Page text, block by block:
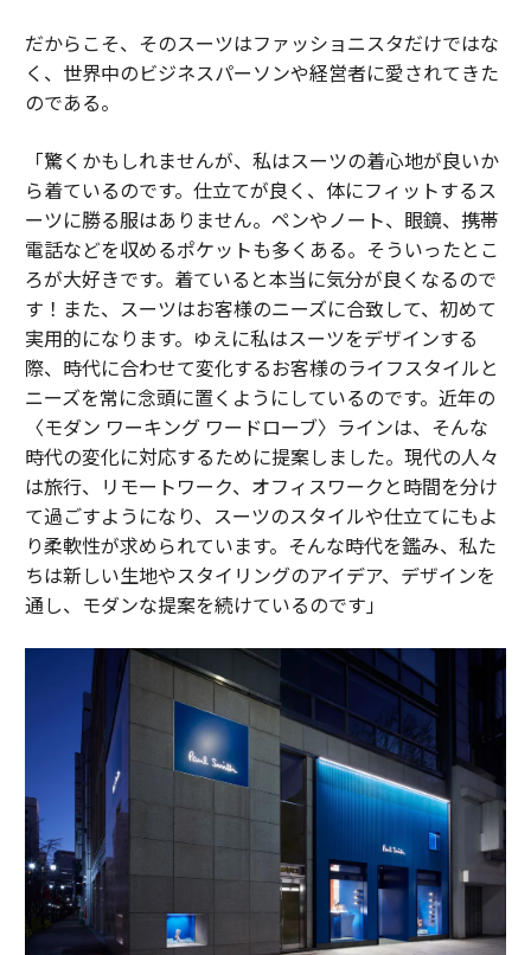
だからこそ、そのスーツはファッショニスタだけではな
く、世界中のビジネスパーソンや経営者に愛されてきた
のである。
「驚くかもしれませんが、私はスーツの着心地が良いか
ら着ているのです。仕立てが良く、体にフィットするス
ーツに勝る服はありません。ペンやノート、眼鏡、携帯
電話などを収めるポケットも多くある。そういったとこ
ろが大好きです。着ていると本当に気分が良くなるので
す！また、スーツはお客様のニーズに合致して、初めて
実用的になります。ゆえに私はスーツをデザインする
際、時代に合わせて変化するお客様のライフスタイルと
ニーズを常に念頭に置くようにしているのです。近年の
〈モダン ワーキング ワードローブ〉ラインは、そんな
時代の変化に対応するために提案しました。現代の人々
は旅行、リモートワーク、オフィスワークと時間を分け
て過ごすようになり、スーツのスタイルや仕立てにもよ
り柔軟性が求められています。そんな時代を鑑み、私た
ちは新しい生地やスタイリングのアイデア、デザインを
通し、モダンな提案を続けているのです」